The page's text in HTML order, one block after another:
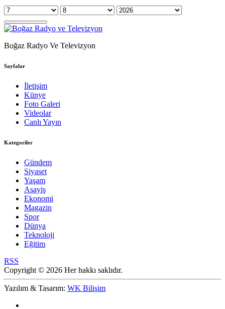
Boğaz Radyo Ve Televizyon
Sayfalar
İletişim
Künye
Foto Galeri
Videolar
Canlı Yayın
Kategoriler
Gündem
Siyaset
Yaşam
Asayiş
Ekonomi
Magazin
Spor
Dünya
Teknoloji
Eğitim
RSS
Copyright © 2026 Her hakkı saklıdır.
Yazılım & Tasarım: WK Bilişim